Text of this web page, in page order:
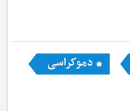
دموکراسی